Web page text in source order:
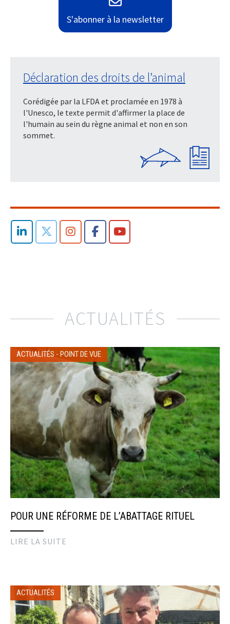
S'abonner à la newsletter
Déclaration des droits de l’animal
Corédigée par la LFDA et proclamée en 1978 à
l'Unesco, le texte permit d'affirmer la place de
l'humain au sein du règne animal et non en son
sommet.
ACTUALITÉS
ACTUALITÉS - POINT DE VUE
POUR UNE RÉFORME DE L’ABATTAGE RITUEL
LIRE LA SUITE
ACTUALITÉS